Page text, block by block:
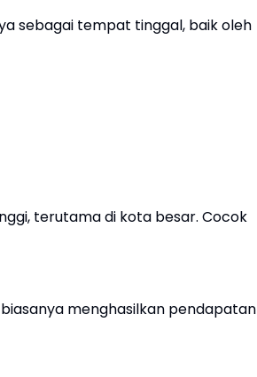
sebagai tempat tinggal, baik oleh
terutama di kota besar. Cocok
menghasilkan pendapatan